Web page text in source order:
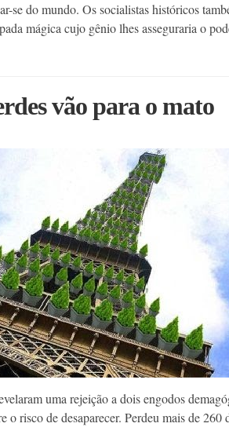
se do mundo. Os socialistas históricos
mágica cujo gênio lhes asseguraria o
vão para o mato
uma rejeição a dois engodos
risco de desaparecer. Perdeu mais de 260